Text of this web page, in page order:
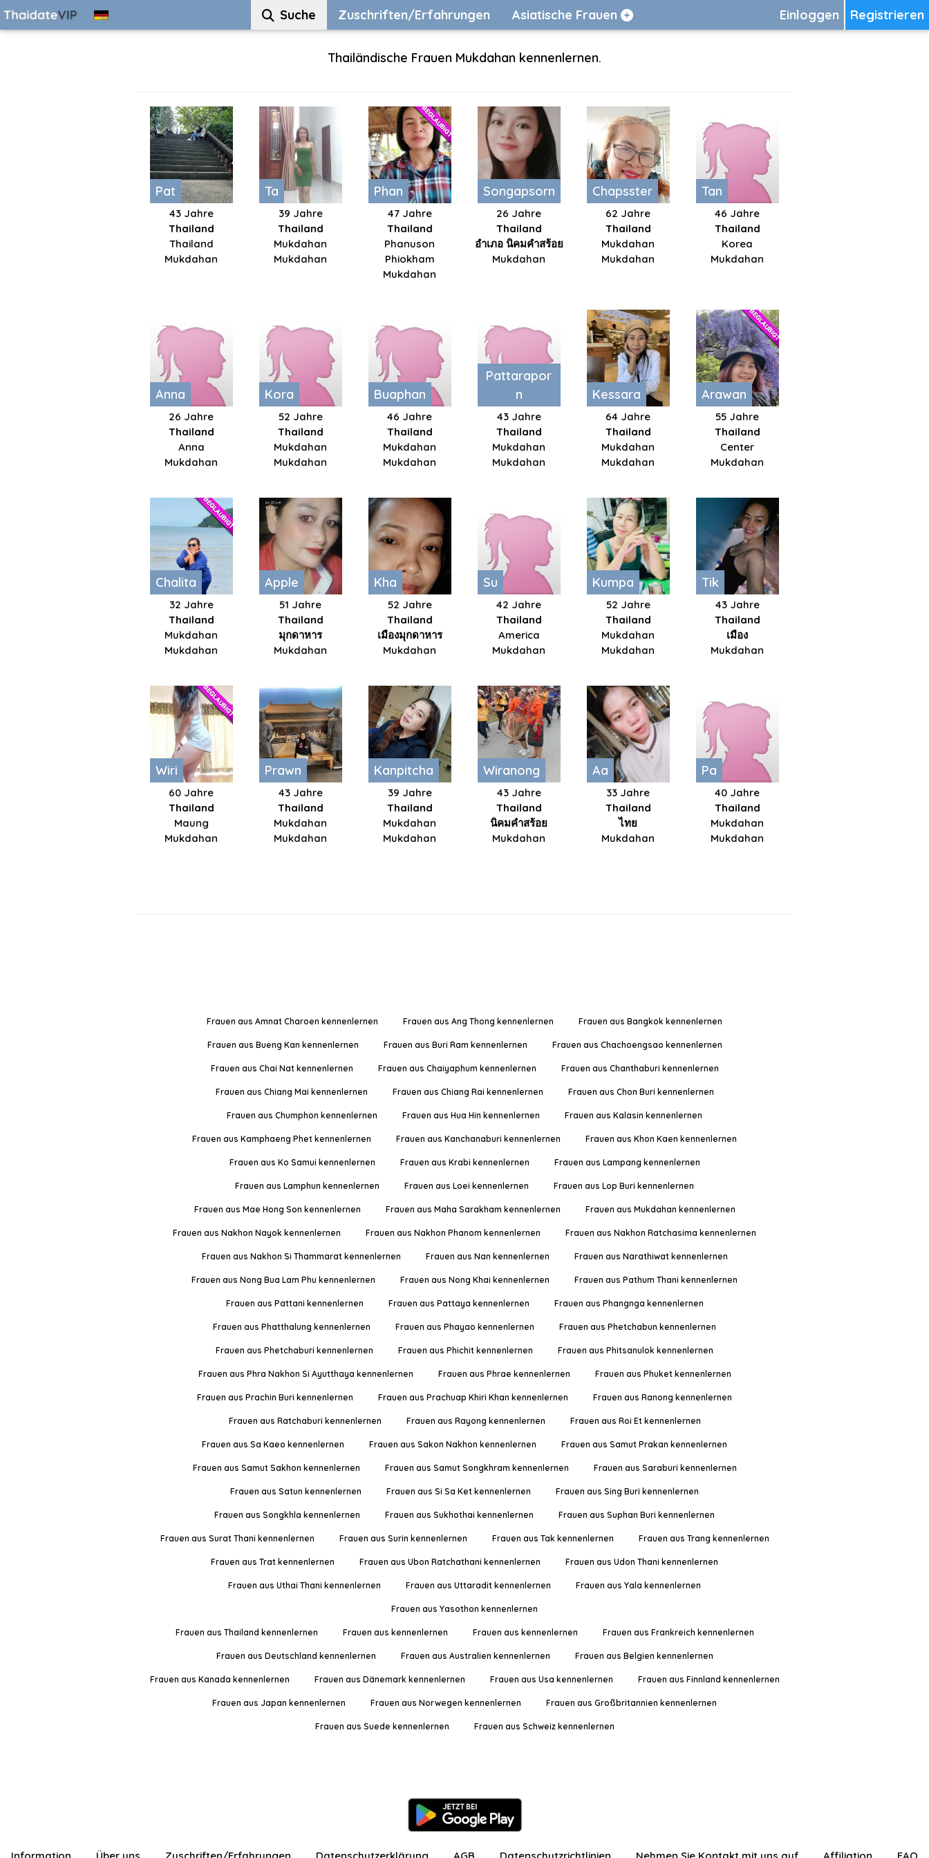
Registrieren
Einloggen
Suche Zuschriften/Erfahrungen Asiatische Frauen
Thailändische Frauen Mukdahan kennenlernen.
Pat
43 Jahre
Thailand
Thailand
Mukdahan
Ta
39 Jahre
Thailand
Mukdahan
Mukdahan
Phan
47 Jahre
Thailand
Phanuson
Phiokham
Mukdahan
Songapsorn
26 Jahre
Thailand
อำเภอ นิคมคำสร้อย
Mukdahan
Chapsster
62 Jahre
Thailand
Mukdahan
Mukdahan
Tan
46 Jahre
Thailand
Korea
Mukdahan
Anna
26 Jahre
Thailand
Anna
Mukdahan
Kora
52 Jahre
Thailand
Mukdahan
Mukdahan
Buaphan
46 Jahre
Thailand
Mukdahan
Mukdahan
Pattarapor
n
43 Jahre
Thailand
Mukdahan
Mukdahan
Kessara
64 Jahre
Thailand
Mukdahan
Mukdahan
Arawan
55 Jahre
Thailand
Center
Mukdahan
Chalita
32 Jahre
Thailand
Mukdahan
Mukdahan
Apple
51 Jahre
Thailand
มุกดาหาร
Mukdahan
Kha
52 Jahre
Thailand
เมืองมุกดาหาร
Mukdahan
Su
42 Jahre
Thailand
America
Mukdahan
Kumpa
52 Jahre
Thailand
Mukdahan
Mukdahan
Tik
43 Jahre
Thailand
เมือง
Mukdahan
Wiri
60 Jahre
Thailand
Maung
Mukdahan
Prawn
43 Jahre
Thailand
Mukdahan
Mukdahan
Kanpitcha
39 Jahre
Thailand
Mukdahan
Mukdahan
Wiranong
43 Jahre
Thailand
นิคมคำสร้อย
Mukdahan
Aa
33 Jahre
Thailand
ไทย
Mukdahan
Pa
40 Jahre
Thailand
Mukdahan
Mukdahan
Frauen aus Amnat Charoen kennenlernen Frauen aus Ang Thong kennenlernen Frauen aus Bangkok kennenlernen
Frauen aus Bueng Kan kennenlernen Frauen aus Buri Ram kennenlernen Frauen aus Chachoengsao kennenlernen
Frauen aus Chai Nat kennenlernen Frauen aus Chaiyaphum kennenlernen Frauen aus Chanthaburi kennenlernen
Frauen aus Chiang Mai kennenlernen Frauen aus Chiang Rai kennenlernen Frauen aus Chon Buri kennenlernen
Frauen aus Chumphon kennenlernen Frauen aus Hua Hin kennenlernen Frauen aus Kalasin kennenlernen
Frauen aus Kamphaeng Phet kennenlernen Frauen aus Kanchanaburi kennenlernen Frauen aus Khon Kaen kennenlernen
Frauen aus Ko Samui kennenlernen Frauen aus Krabi kennenlernen Frauen aus Lampang kennenlernen
Frauen aus Lamphun kennenlernen Frauen aus Loei kennenlernen Frauen aus Lop Buri kennenlernen
Frauen aus Mae Hong Son kennenlernen Frauen aus Maha Sarakham kennenlernen Frauen aus Mukdahan kennenlernen
Frauen aus Nakhon Nayok kennenlernen Frauen aus Nakhon Phanom kennenlernen Frauen aus Nakhon Ratchasima kennenlernen
Frauen aus Nakhon Si Thammarat kennenlernen Frauen aus Nan kennenlernen Frauen aus Narathiwat kennenlernen
Frauen aus Nong Bua Lam Phu kennenlernen Frauen aus Nong Khai kennenlernen Frauen aus Pathum Thani kennenlernen
Frauen aus Pattani kennenlernen Frauen aus Pattaya kennenlernen Frauen aus Phangnga kennenlernen
Frauen aus Phatthalung kennenlernen Frauen aus Phayao kennenlernen Frauen aus Phetchabun kennenlernen
Frauen aus Phetchaburi kennenlernen Frauen aus Phichit kennenlernen Frauen aus Phitsanulok kennenlernen
Frauen aus Phra Nakhon Si Ayutthaya kennenlernen Frauen aus Phrae kennenlernen Frauen aus Phuket kennenlernen
Frauen aus Prachin Buri kennenlernen Frauen aus Prachuap Khiri Khan kennenlernen Frauen aus Ranong kennenlernen
Frauen aus Ratchaburi kennenlernen Frauen aus Rayong kennenlernen Frauen aus Roi Et kennenlernen
Frauen aus Sa Kaeo kennenlernen Frauen aus Sakon Nakhon kennenlernen Frauen aus Samut Prakan kennenlernen
Frauen aus Samut Sakhon kennenlernen Frauen aus Samut Songkhram kennenlernen Frauen aus Saraburi kennenlernen
Frauen aus Satun kennenlernen Frauen aus Si Sa Ket kennenlernen Frauen aus Sing Buri kennenlernen
Frauen aus Songkhla kennenlernen Frauen aus Sukhothai kennenlernen Frauen aus Suphan Buri kennenlernen
Frauen aus Surat Thani kennenlernen Frauen aus Surin kennenlernen Frauen aus Tak kennenlernen Frauen aus Trang kennenlernen
Frauen aus Trat kennenlernen Frauen aus Ubon Ratchathani kennenlernen Frauen aus Udon Thani kennenlernen
Frauen aus Uthai Thani kennenlernen Frauen aus Uttaradit kennenlernen Frauen aus Yala kennenlernen
Frauen aus Yasothon kennenlernen
Frauen aus Thailand kennenlernen Frauen aus kennenlernen Frauen aus kennenlernen Frauen aus Frankreich kennenlernen
Frauen aus Deutschland kennenlernen Frauen aus Australien kennenlernen Frauen aus Belgien kennenlernen
Frauen aus Kanada kennenlernen Frauen aus Dänemark kennenlernen Frauen aus Usa kennenlernen Frauen aus Finnland kennenlernen
Frauen aus Japan kennenlernen Frauen aus Norwegen kennenlernen Frauen aus Großbritannien kennenlernen
Frauen aus Suede kennenlernen Frauen aus Schweiz kennenlernen